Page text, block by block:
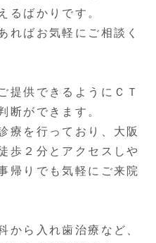
るばかりです。
ればお気軽にご相談く
提供できるようにＣＴ
断ができます。
療を行っており、大阪
歩２分とアクセスしや
帰りでも気軽にご来院
から入れ歯治療など、